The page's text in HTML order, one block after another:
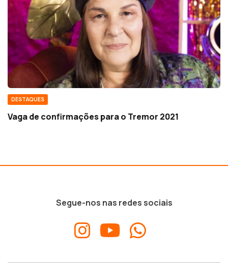
DESTAQUES
Vaga de confirmações para o Tremor 2021
Segue-nos nas redes sociais